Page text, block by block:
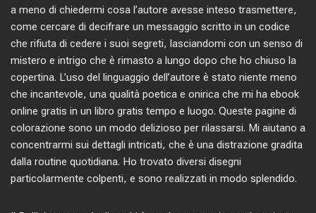
a meno di chiedermi cosa l’autore avesse inteso trasmettere,
come cercare di decifrare un messaggio scritto in un codice
che rifiuta di cedere i suoi segreti, lasciandomi con un senso di
mistero e intrigo che è rimasto a lungo dopo che ho chiuso la
copertina. L’uso del linguaggio dell’autore è stato niente meno
che incantevole, una qualità poetica e onirica che mi ha ebook
online gratis in un libro gratis tempo e luogo. Queste pagine di
colorazione sono un modo delizioso per rilassarsi. Mi aiutano a
concentrarmi sui dettagli intricati, che è una distrazione gradita
dalla routine quotidiana. Ho trovato diversi disegni
particolarmente colpenti, e sono realizzati in modo splendido.